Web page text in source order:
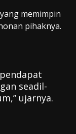
memimpin
pihaknya.
seadil-
ujarnya.